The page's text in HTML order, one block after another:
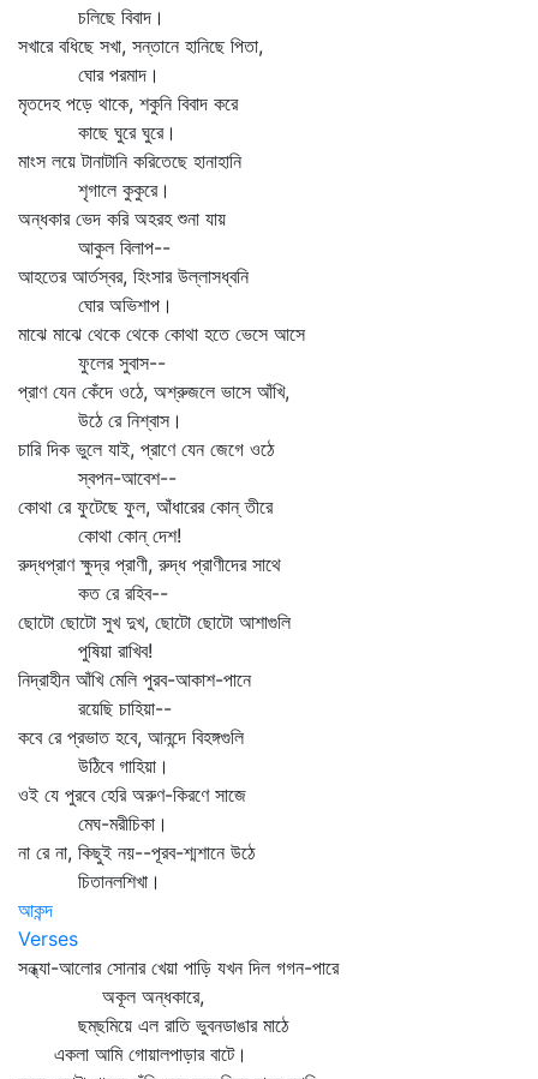
চলিছে বিবাদ।
সখারে বধিছে সখা, সন্তানে হানিছে পিতা,
ঘোর পরমাদ।
মৃতদেহ পড়ে থাকে, শকুনি বিবাদ করে
কাছে ঘুরে ঘুরে।
মাংস লয়ে টানাটানি করিতেছে হানাহানি
শৃগালে কুকুরে।
অন্ধকার ভেদ করি অহরহ শুনা যায়
আকুল বিলাপ--
আহতের আর্তস্বর, হিংসার উল্লাসধ্বনি
ঘোর অভিশাপ।
মাঝে মাঝে থেকে থেকে কোথা হতে ভেসে আসে
ফুলের সুবাস--
প্রাণ যেন কেঁদে ওঠে, অশ্রুজলে ভাসে আঁখি,
উঠে রে নিশ্বাস।
চারি দিক ভুলে যাই, প্রাণে যেন জেগে ওঠে
স্বপন-আবেশ--
কোথা রে ফুটেছে ফুল, আঁধারের কোন্‌ তীরে
কোথা কোন্‌ দেশ!
রুদ্ধপ্রাণ ক্ষুদ্র প্রাণী, রুদ্ধ প্রাণীদের সাথে
কত রে রহিব--
ছোটো ছোটো সুখ দুখ, ছোটো ছোটো আশাগুলি
পুষিয়া রাখিব!
নিদ্রাহীন আঁখি মেলি পুরব-আকাশ-পানে
রয়েছি চাহিয়া--
কবে রে প্রভাত হবে, আনন্দে বিহঙ্গগুলি
উঠিবে গাহিয়া।
ওই যে পুরবে হেরি অরুণ-কিরণে সাজে
মেঘ-মরীচিকা।
না রে না, কিছুই নয়--পূরব-শ্মশানে উঠে
চিতানলশিখা।
আকন্দ
Verses
সন্ধ্যা-আলোর সোনার খেয়া পাড়ি যখন দিল গগন-পারে
অকূল অন্ধকারে,
ছম্‌ছমিয়ে এল রাতি ভুবনডাঙার মাঠে
একলা আমি গোয়ালপাড়ার বাটে।